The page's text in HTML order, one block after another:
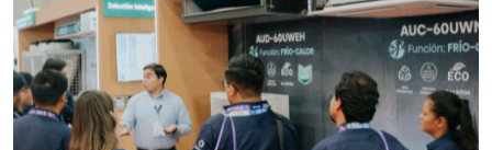
Especificaciones:
Requisitos: Garantizar composición
química y origen adecuados
(especialmente para grafito) y
contar con sistemas de calidad y